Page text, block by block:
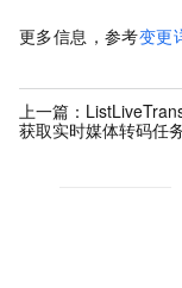
更多信息，参考变更
上一篇：
获取实时媒体转码任